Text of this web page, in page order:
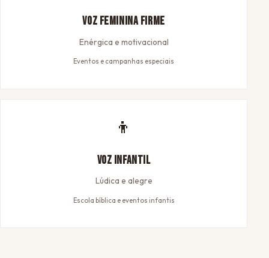
Voz Feminina Firme
Enérgica e motivacional
Eventos e campanhas especiais
👦
Voz Infantil
Lúdica e alegre
Escola bíblica e eventos infantis